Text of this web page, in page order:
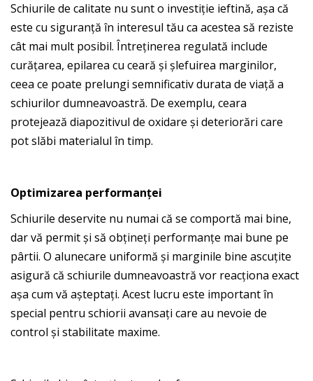
Schiurile de calitate nu sunt o investiție ieftină, așa că
este cu siguranță în interesul tău ca acestea să reziste
cât mai mult posibil. Întreținerea regulată include
curățarea, epilarea cu ceară și șlefuirea marginilor,
ceea ce poate prelungi semnificativ durata de viață a
schiurilor dumneavoastră. De exemplu, ceara
protejează diapozitivul de oxidare și deteriorări care
pot slăbi materialul în timp.
Optimizarea performanței
Schiurile deservite nu numai că se comportă mai bine,
dar vă permit și să obțineți performanțe mai bune pe
pârtii. O alunecare uniformă și marginile bine ascuțite
asigură că schiurile dumneavoastră vor reacționa exact
așa cum vă așteptați. Acest lucru este important în
special pentru schiorii avansați care au nevoie de
control și stabilitate maxime.